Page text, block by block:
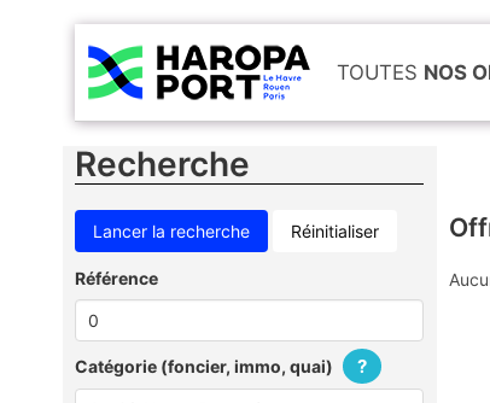
TOUTES NOS
Recherche
Réinitialiser
Référence
Catégorie (foncier, immo, quai) ?